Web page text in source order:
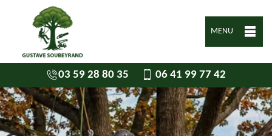
MENU
03 59 28 80 35 06 41 99 77 42